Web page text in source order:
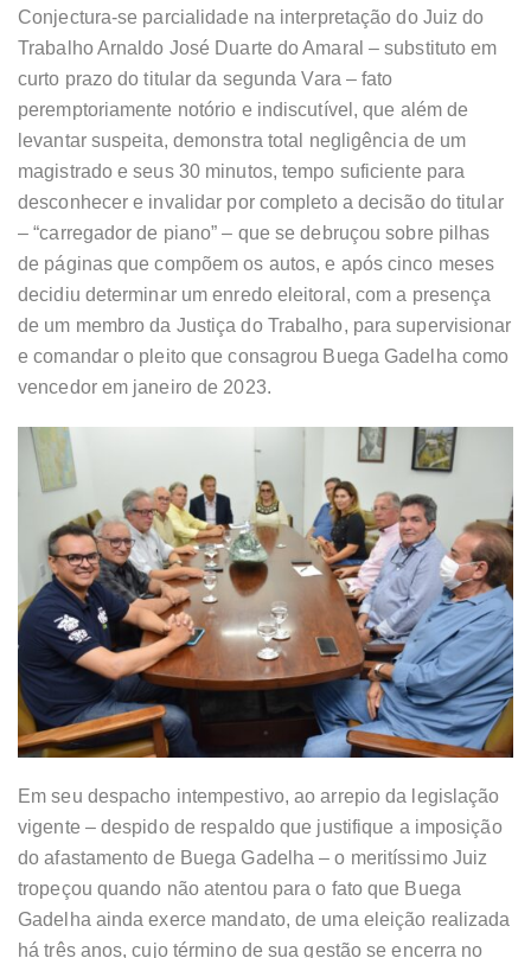
Conjectura-se parcialidade na interpretação do Juiz do
Trabalho Arnaldo José Duarte do Amaral – substituto em
curto prazo do titular da segunda Vara – fato
peremptoriamente notório e indiscutível, que além de
levantar suspeita, demonstra total negligência de um
magistrado e seus 30 minutos, tempo suficiente para
desconhecer e invalidar por completo a decisão do titular
– “carregador de piano” – que se debruçou sobre pilhas
de páginas que compõem os autos, e após cinco meses
decidiu determinar um enredo eleitoral, com a presença
de um membro da Justiça do Trabalho, para supervisionar
e comandar o pleito que consagrou Buega Gadelha como
vencedor em janeiro de 2023.
Em seu despacho intempestivo, ao arrepio da legislação
vigente – despido de respaldo que justifique a imposição
do afastamento de Buega Gadelha – o meritíssimo Juiz
tropeçou quando não atentou para o fato que Buega
Gadelha ainda exerce mandato, de uma eleição realizada
há três anos, cujo término de sua gestão se encerra no